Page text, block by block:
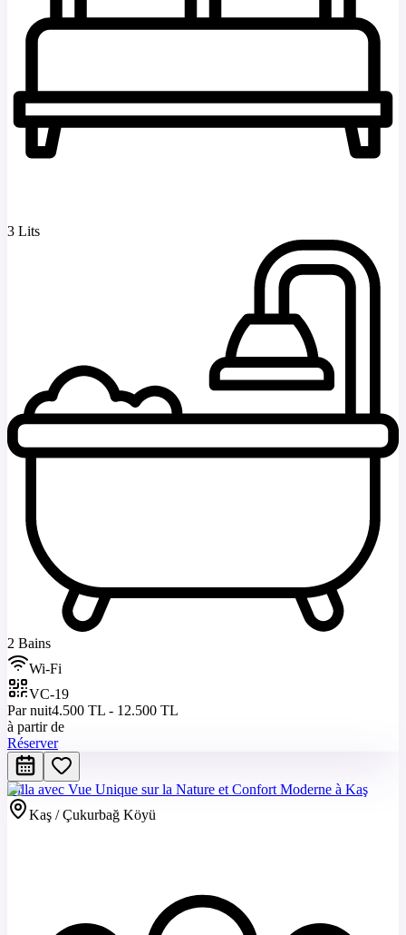
3 Lits
2 Bains
Wi-Fi
VC-19
Par nuit4.500 TL - 12.500 TL
à partir de
Réserver
Villa avec Vue Unique sur la Nature et Confort Moderne à Kaş
Kaş / Çukurbağ Köyü